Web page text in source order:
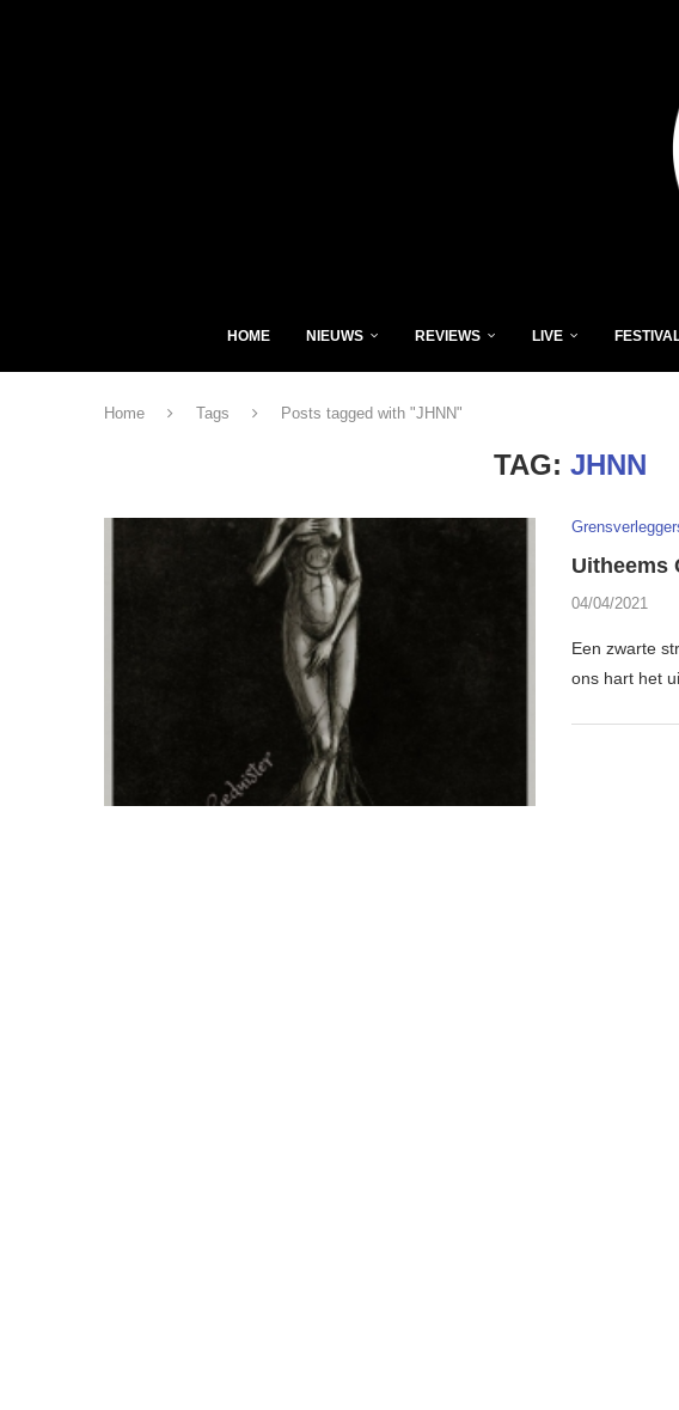
HOME NIEUWS REVIEWS LIVE
Home Tags Posts tagged with "JHNN"
TAG: JHNN
Uitheems
04/04/2021
Een zwarte
ons hart het